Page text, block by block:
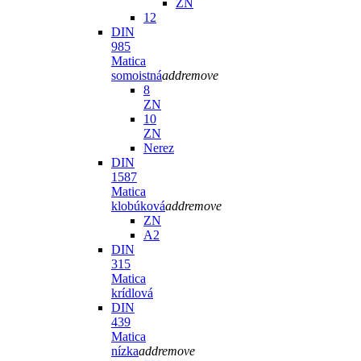
ZN
12
DIN
985
Matica
somoistnáaddremove
8
ZN
10
ZN
Nerez
DIN
1587
Matica
klobúkováaddremove
ZN
A2
DIN
315
Matica
krídlová
DIN
439
Matica
nízkaaddremove